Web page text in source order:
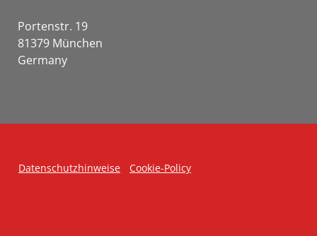
Portenstr. 19
81379 München
Germany
Datenschutzhinweise Cookie-Policy